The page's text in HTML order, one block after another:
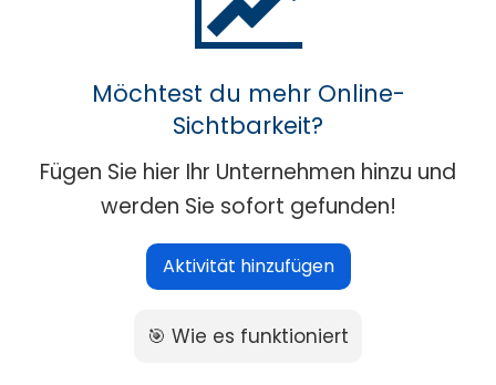
Möchtest du mehr Online-
Sichtbarkeit?
Fügen Sie hier Ihr Unternehmen hinzu und
werden Sie sofort gefunden!
Aktivität hinzufügen
🎯 Wie es funktioniert